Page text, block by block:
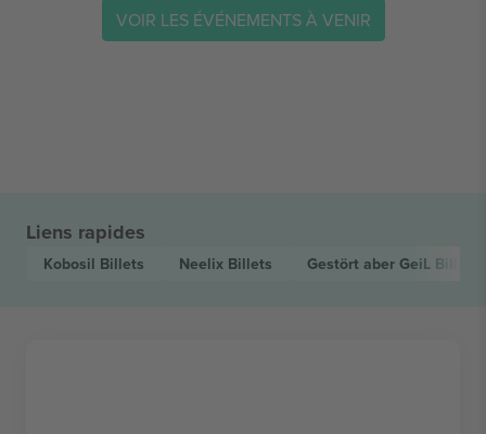
VOIR LES ÉVÉNEMENTS À VENIR
Liens rapides
Kobosil Billets Neelix Billets Gestört aber GeiL Billets